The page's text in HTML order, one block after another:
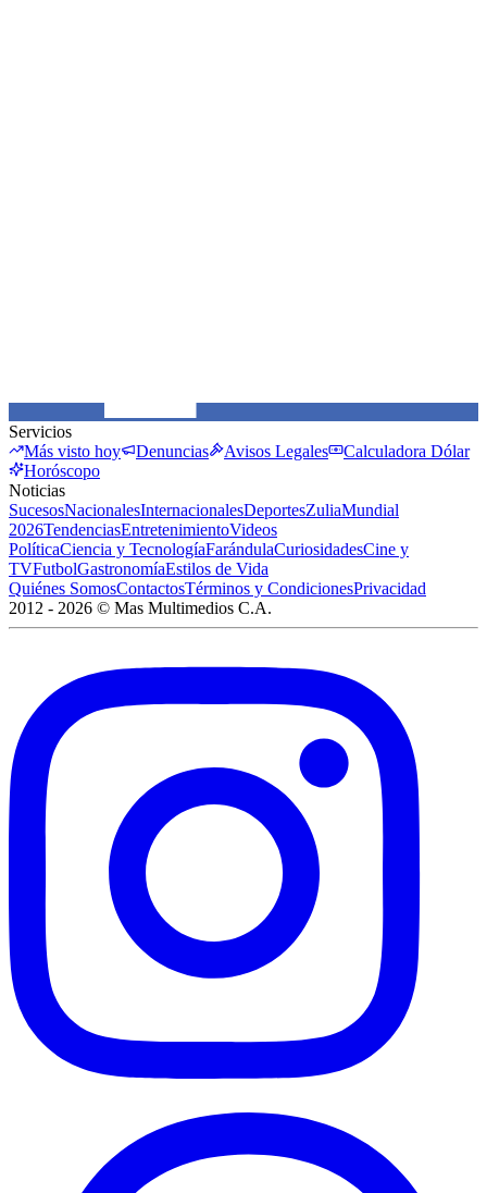
Servicios
Más visto hoy
Denuncias Avisos Legales
Calculadora Dólar
Horóscopo
Noticias
SucesosNacionalesInternacionalesDeportesZuliaMundial
2026TendenciasEntretenimientoVideos
PolíticaCiencia y TecnologíaFarándulaCuriosidadesCine y
TVFutbolGastronomíaEstilos de Vida
Quiénes SomosContactosTérminos y CondicionesPrivacidad
2012 - 2026 © Mas Multimedios C.A.